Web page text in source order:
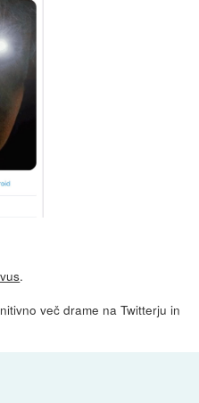
.
več drame na Twitterju in